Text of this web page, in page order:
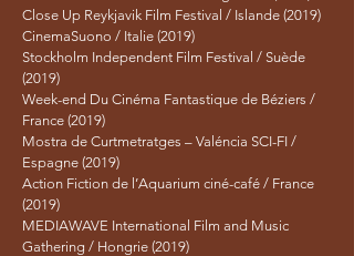
Close Up Reykjavik Film Festival / Islande (2019)
CinemaSuono / Italie (2019)
Stockholm Independent Film Festival / Suède
(2019)
Week-end Du Cinéma Fantastique de Béziers /
France (2019)
Mostra de Curtmetratges – Valéncia SCI-FI /
Espagne (2019)
Action Fiction de l’Aquarium ciné-café / France
(2019)
MEDIAWAVE International Film and Music
Gathering / Hongrie (2019)